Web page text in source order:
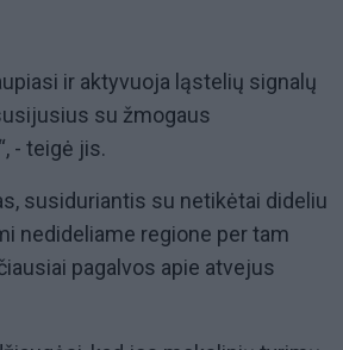
ir aktyvuoja ląstelių signalų
su žmogaus
- teigė jis.
susiduriantis su netikėtai dideliu
nedideliame regione per tam
pagalvos apie atvejus